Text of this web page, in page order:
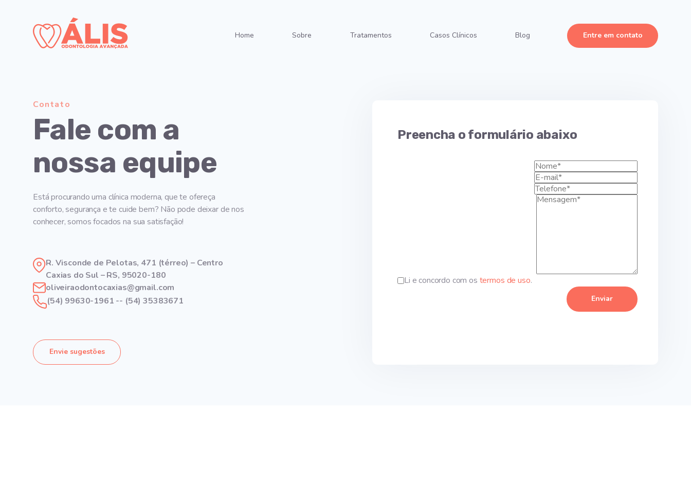
Home Sobre Tratamentos Casos Clínicos Blog Entre em contato
Contato
Fale com a
nossa equipe
Está procurando uma clínica moderna, que te ofereça
conforto, segurança e te cuide bem? Não pode deixar de nos
conhecer, somos focados na sua satisfação!
R. Visconde de Pelotas, 471 (térreo) – Centro
Caxias do Sul – RS, 95020-180
oliveiraodontocaxias@gmail.com
(54) 99630-1961 -- (54) 35383671
Envie sugestões
Preencha o formulário abaixo
Li e concordo com os termos de uso.